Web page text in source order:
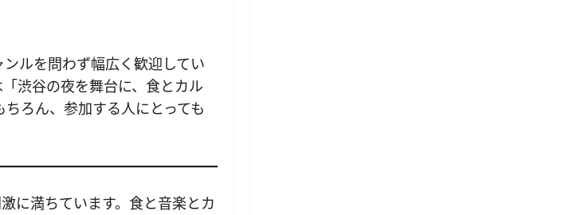
ルを問わず幅広く歓迎してい
渋谷の夜を舞台に、食とカル
ろん、参加する人にとっても
に満ちています。食と音楽とカ